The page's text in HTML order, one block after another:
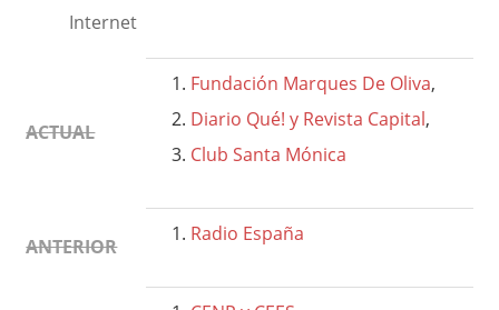
Internet
ACTUAL
Fundación Marques De Oliva,
Diario Qué! y Revista Capital,
Club Santa Mónica
ANTERIOR
Radio España